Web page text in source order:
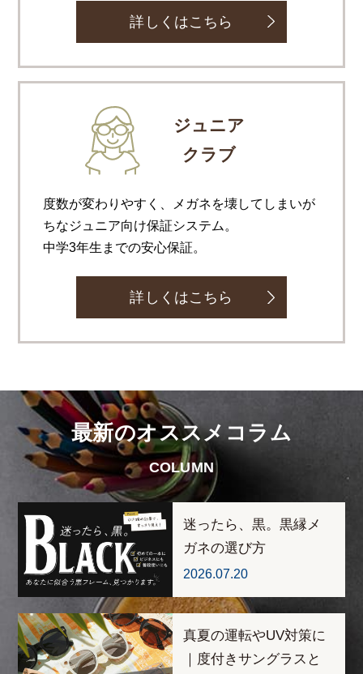
詳しくはこちら
ジュニア
クラブ
度数が変わりやすく、メガネを壊してしまいが
ちなジュニア向け保証システム。
中学3年生までの安心保証。
詳しくはこちら
最新のオススメコラム
COLUMN
迷ったら、黒。黒縁メ
ガネの選び方
2026.07.20
真夏の運転やUV対策に
｜度付きサングラスと